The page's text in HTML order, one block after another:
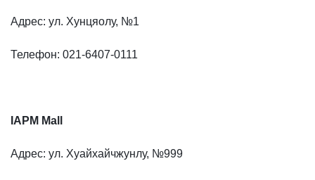
Адрес: ул. Хунцяолу, №1
Телефон: 021-6407-0111
IAPM Mall
Адрес: ул. Хуайхайчжунлу, №999